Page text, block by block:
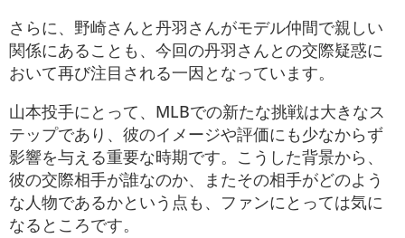
さらに、野崎さんと丹羽さんがモデル仲間で親しい
関係にあることも、今回の丹羽さんとの交際疑惑に
おいて再び注目される一因となっています​。
山本投手にとって、MLBでの新たな挑戦は大きなス
テップであり、彼のイメージや評価にも少なからず
影響を与える重要な時期です。こうした背景から、
彼の交際相手が誰なのか、またその相手がどのよう
な人物であるかという点も、ファンにとっては気に
なるところです。